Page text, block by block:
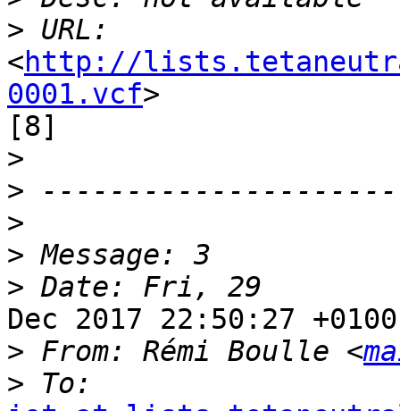
>
<http://
0001.vcf>
[8]
>
>
>
>
>
Dec 2017 22:50:27 +0100
> From: Rémi Boulle <
>